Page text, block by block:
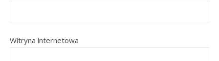
Witryna internetowa